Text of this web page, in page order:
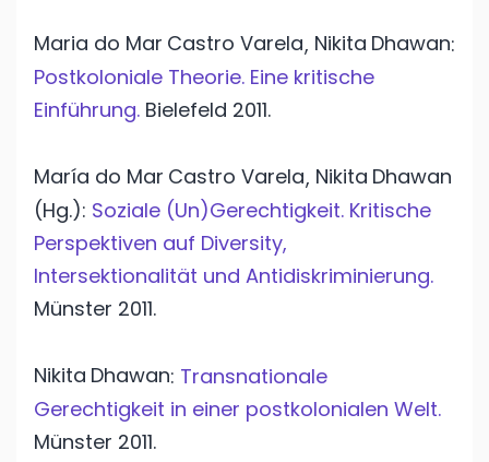
Maria do Mar Castro Varela, Nikita Dhawan:
Postkoloniale Theorie. Eine kritische
Einführung. Bielefeld 2011.
María do Mar Castro Varela, Nikita Dhawan
(Hg.): Soziale (Un)Gerechtigkeit. Kritische
Perspektiven auf Diversity,
Intersektionalität und Antidiskriminierung.
Münster 2011.
Nikita Dhawan: Transnationale
Gerechtigkeit in einer postkolonialen Welt.
Münster 2011.